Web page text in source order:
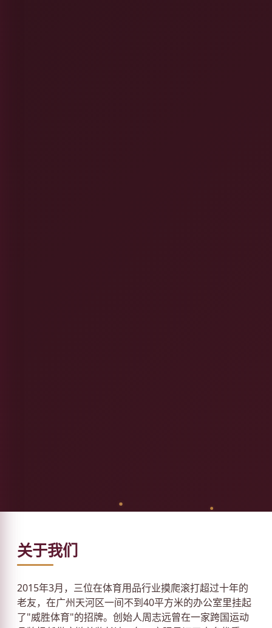
关于我们
2015年3月，三位在体育用品行业摸爬滚打超过十年的
老友，在广州天河区一间不到40平方米的办公室里挂起
了"威胜体育"的招牌。创始人周志远曾在一家跨国运动